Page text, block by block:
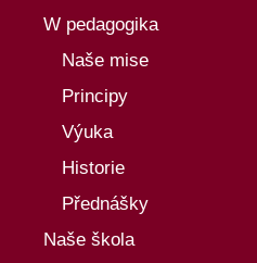
W pedagogika
Naše mise
Principy
Výuka
Historie
Přednášky
Naše škola